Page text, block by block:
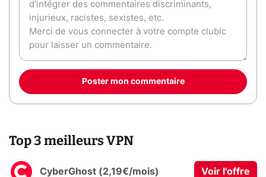
Poster mon commentaire
Top 3 meilleurs VPN
CyberGhost (2,19€/mois) Voir l'offre